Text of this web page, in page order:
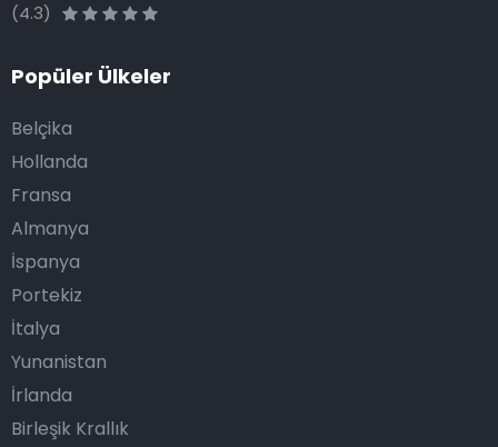
(4.3)
Popüler Ülkeler
Belçika
Hollanda
Fransa
Almanya
İspanya
Portekiz
İtalya
Yunanistan
İrlanda
Birleşik Krallık